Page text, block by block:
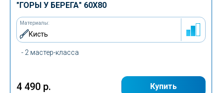
"ГОРЫ У БЕРЕГА" 60Х80
- 2 мастер-класса
Материалы:
Кисть
Купить
4 490 р.